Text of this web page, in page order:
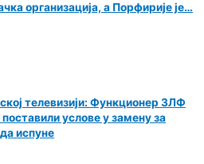
организација, а Порфирије је…
телевизији: Функционер ЗЛФ
услове у замену за
испуне